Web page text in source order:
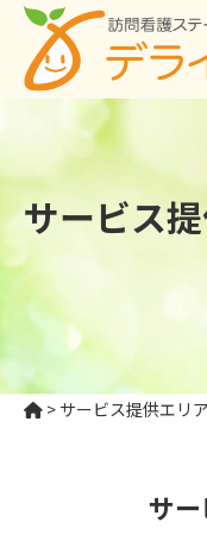
サービス
> サービス提供エリア
サ